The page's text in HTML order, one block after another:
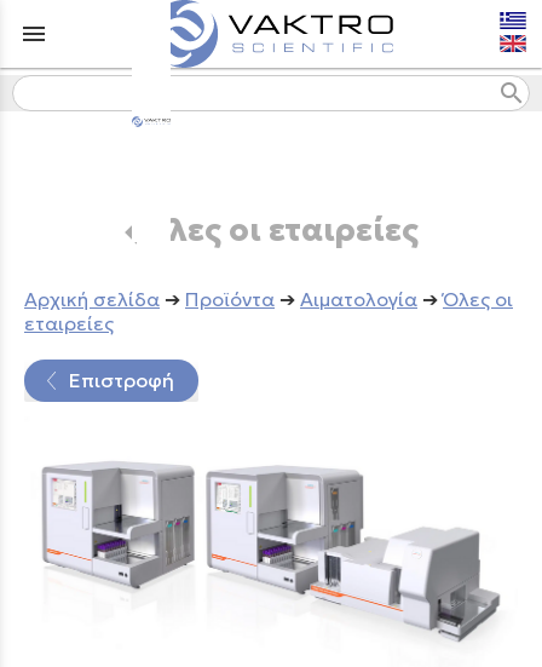
menu
search
Όλες οι εταιρείες
Aρχική σελίδα ➔ Προϊόντα ➔ Αιματολογία ➔Όλες οι
εταιρείες
Επιστροφή